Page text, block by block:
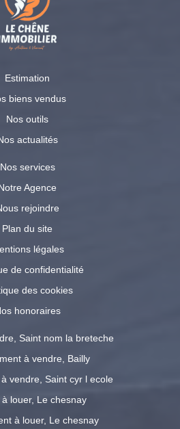
Estimation
biens vendus
Nos outils
actualités
Nos services
Agence
rejoindre
Plan du site
légales
de confidentialité
des cookies
honoraires
Saint nom la breteche
à vendre, Bailly
vendre, Saint cyr l ecole
à louer, Le chesnay
à louer, Le chesnay